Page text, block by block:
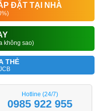
ĐẶT TẠI NHÀ
không sao)
THẺ
Hotline (24/7)
0985 922 955